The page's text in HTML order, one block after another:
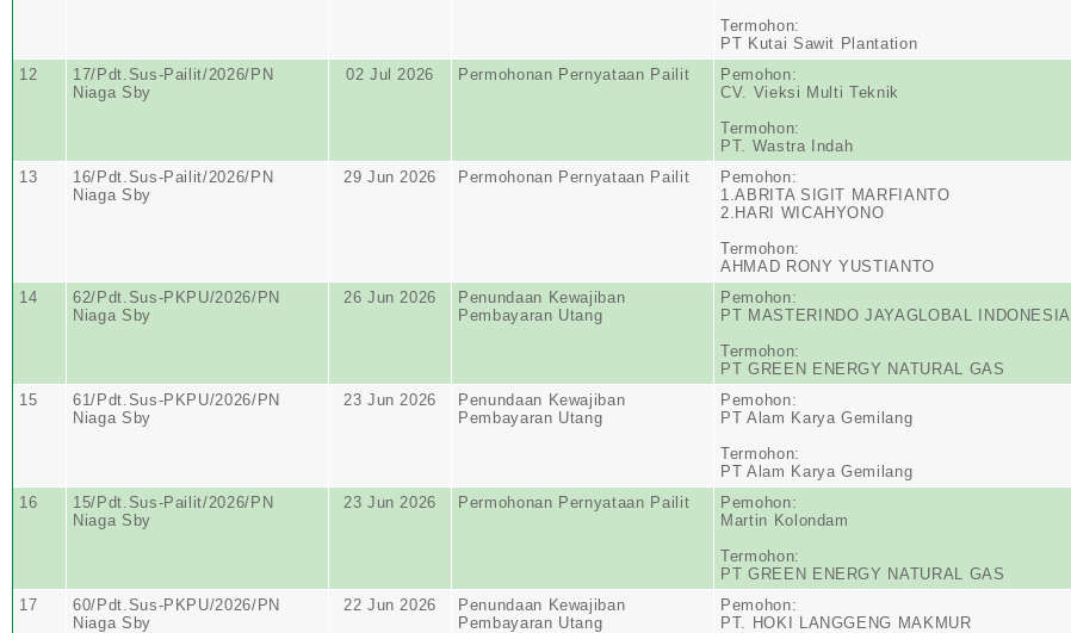
Termohon:
PT Kutai Sawit Plantation
12
17/Pdt.Sus-Pailit/2026/PN
Niaga Sby
02 Jul 2026 Permohonan Pernyataan Pailit
Pemohon:
CV. Vieksi Multi Teknik
Termohon:
PT. Wastra Indah
13
16/Pdt.Sus-Pailit/2026/PN
Niaga Sby
29 Jun 2026 Permohonan Pernyataan Pailit
Pemohon:
1.ABRITA SIGIT MARFIANTO
2.HARI WICAHYONO
Termohon:
AHMAD RONY YUSTIANTO
14
62/Pdt.Sus-PKPU/2026/PN
Niaga Sby
26 Jun 2026
Penundaan Kewajiban
Pembayaran Utang
Pemohon:
PT MASTERINDO JAYAGLOBAL INDONESIA
Termohon:
PT GREEN ENERGY NATURAL GAS
15
61/Pdt.Sus-PKPU/2026/PN
Niaga Sby
23 Jun 2026
Penundaan Kewajiban
Pembayaran Utang
Pemohon:
PT Alam Karya Gemilang
Termohon:
PT Alam Karya Gemilang
16
15/Pdt.Sus-Pailit/2026/PN
Niaga Sby
23 Jun 2026 Permohonan Pernyataan Pailit
Pemohon:
Martin Kolondam
Termohon:
PT GREEN ENERGY NATURAL GAS
17
60/Pdt.Sus-PKPU/2026/PN
Niaga Sby
22 Jun 2026
Penundaan Kewajiban
Pembayaran Utang
Pemohon:
PT. HOKI LANGGENG MAKMUR